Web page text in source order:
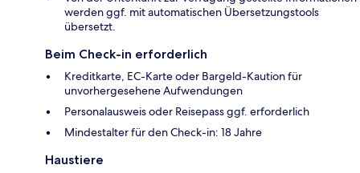
werden ggf. mit automatischen Übersetzungstools
übersetzt.
Beim Check-in erforderlich
Kreditkarte, EC-Karte oder Bargeld-Kaution für
unvorhergesehene Aufwendungen
Personalausweis oder Reisepass ggf. erforderlich
Mindestalter für den Check-in: 18 Jahre
Haustiere